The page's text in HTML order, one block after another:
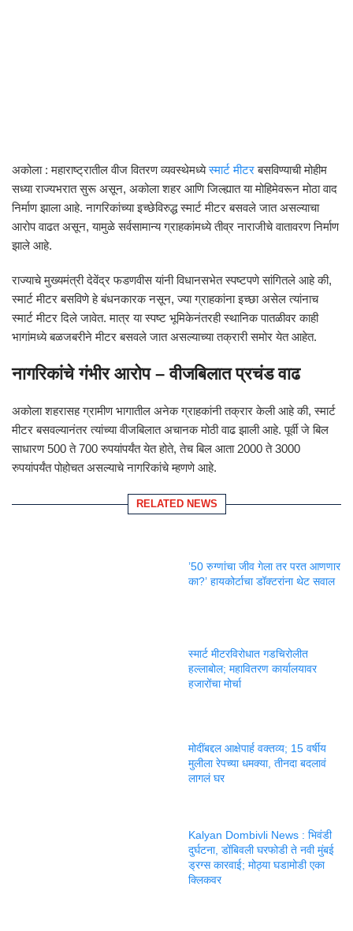
अकोला : महाराष्ट्रातील वीज वितरण व्यवस्थेमध्येस्मार्ट मीटरबसविण्याची मोहीम
सध्या राज्यभरात सुरू असून, अकोला शहर आणि जिल्ह्यात या मोहिमेवरून मोठा वाद
निर्माण झाला आहे. नागरिकांच्या इच्छेविरुद्ध स्मार्ट मीटर बसवले जात असल्याचा
आरोप वाढत असून, यामुळे सर्वसामान्य ग्राहकांमध्ये तीव्र नाराजीचे वातावरण निर्माण
झाले आहे.
राज्याचे मुख्यमंत्री देवेंद्र फडणवीस यांनी विधानसभेत स्पष्टपणे सांगितले आहे की,
स्मार्ट मीटर बसविणे हे बंधनकारक नसून, ज्या ग्राहकांना इच्छा असेल त्यांनाच
स्मार्ट मीटर दिले जावेत. मात्र या स्पष्ट भूमिकेनंतरही स्थानिक पातळीवर काही
भागांमध्ये बळजबरीने मीटर बसवले जात असल्याच्या तक्रारी समोर येत आहेत.
नागरिकांचे गंभीर आरोप – वीजबिलात प्रचंड वाढ
अकोला शहरासह ग्रामीण भागातील अनेक ग्राहकांनी तक्रार केली आहे की, स्मार्ट
मीटर बसवल्यानंतर त्यांच्या वीजबिलात अचानक मोठी वाढ झाली आहे. पूर्वी जे बिल
साधारण 500 ते 700 रुपयांपर्यंत येत होते, तेच बिल आता 2000 ते 3000
रुपयांपर्यंत पोहोचत असल्याचे नागरिकांचे म्हणणे आहे.
RELATED NEWS
’50 रुग्णांचा जीव गेला तर परत आणणार
का?’ हायकोर्टाचा डॉक्टरांना थेट सवाल
स्मार्ट मीटरविरोधात गडचिरोलीत
हल्लाबोल; महावितरण कार्यालयावर
हजारोंचा मोर्चा
मोदींबद्दल आक्षेपार्ह वक्तव्य; 15 वर्षीय
मुलीला रेपच्या धमक्या, तीनदा बदलावं
लागलं घर
Kalyan Dombivli News : भिवंडी
दुर्घटना, डोंबिवली घरफोडी ते नवी मुंबई
ड्रग्स कारवाई; मोठ्या घडामोडी एका
क्लिकवर